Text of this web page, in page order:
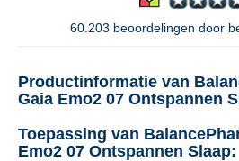
60.203 beoordelingen door
Productinformatie van
Gaia Emo2 07 Ontspannen
Toepassing van
Emo2 07 Ontspannen Slaap: